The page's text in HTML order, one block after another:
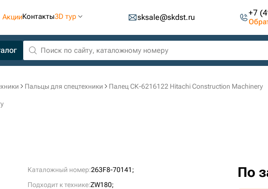
АкцииКонтакты3D тур sksale@skdst.ru +7
Пальцы для спецтехники Палец СК-6216122 Hitachi Construction Machinery
Каталожный номер:263F8-70141;
Подходит к технике:ZW180;
По